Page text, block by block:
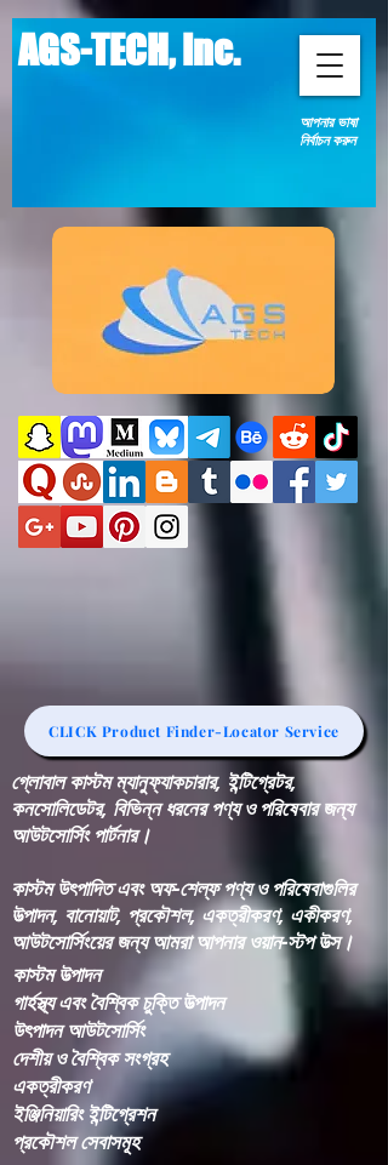
AGS-TECH, Inc.
আপনার ভাষা
নির্বাচন করুন
CLICK Product Finder-Locator Service
গ্লোবাল কাস্টম ম্যানুফ্যাকচারার, ইন্টিগ্রেটর,
কনসোলিডেটর, বিভিন্ন ধরনের পণ্য ও পরিষেবার জন্য
আউটসোর্সিং পার্টনার।
কাস্টম উৎপাদিত এবং অফ-শেল্ফ পণ্য ও পরিষেবাগুলির
উত্পাদন, বানোয়াট, প্রকৌশল, একত্রীকরণ, একীকরণ,
আউটসোর্সিংয়ের জন্য আমরা আপনার ওয়ান-স্টপ উত্স।
কাস্টম উত্পাদন
গার্হস্থ্য এবং বৈশ্বিক চুক্তি উত্পাদন
উৎপাদন আউটসোর্সিং
দেশীয় ও বৈশ্বিক সংগ্রহ
একত্রীকরণ​
ইঞ্জিনিয়ারিং ইন্টিগ্রেশন​
প্রকৌশল সেবাসমূহ